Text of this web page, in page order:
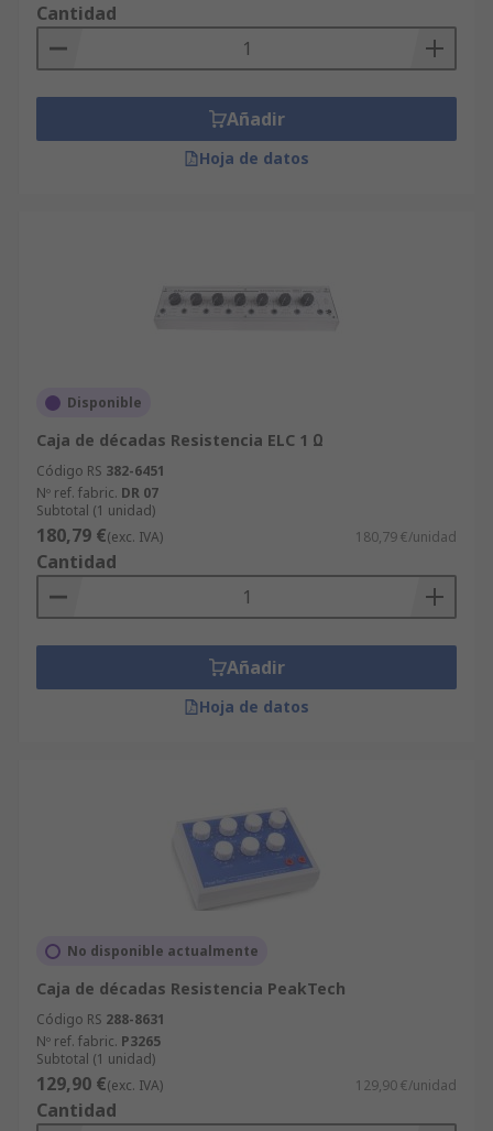
Cantidad
Añadir
Hoja de datos
Disponible
Caja de décadas Resistencia ELC 1 Ω
Código RS 382-6451
Nº ref. fabric. DR 07
Subtotal (1 unidad)
180,79 €(exc. IVA) 180,79 €/unidad
Cantidad
Añadir
Hoja de datos
No disponible actualmente
Caja de décadas Resistencia PeakTech
Código RS 288-8631
Nº ref. fabric. P3265
Subtotal (1 unidad)
129,90 €(exc. IVA) 129,90 €/unidad
Cantidad